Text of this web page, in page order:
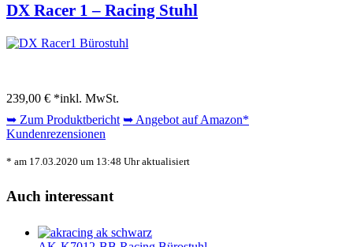
DX Racer 1 – Racing Stuhl
239,00 € *inkl. MwSt.
➥ Zum Produktbericht ➥ Angebot auf Amazon*
Kundenrezensionen
* am 17.03.2020 um 13:48 Uhr aktualisiert
Auch interessant